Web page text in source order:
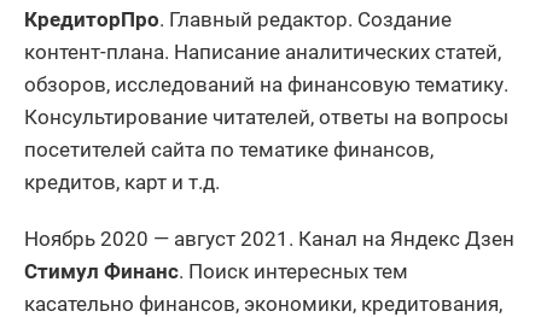
КредиторПро. Главный редактор. Создание
контент-плана. Написание аналитических статей,
обзоров, исследований на финансовую тематику.
Консультирование читателей, ответы на вопросы
посетителей сайта по тематике финансов,
кредитов, карт и т.д.
Ноябрь 2020 — август 2021. Канал на Яндекс Дзен
Стимул Финанс. Поиск интересных тем
касательно финансов, экономики, кредитования,